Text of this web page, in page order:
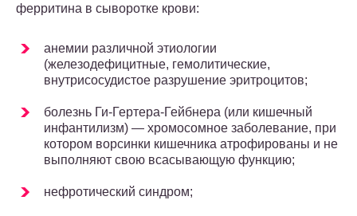
ферритина в сыворотке крови:
анемии различной этиологии
(железодефицитные, гемолитические,
внутрисосудистое разрушение эритроцитов;
болезнь Ги-Гертера-Гейбнера (или кишечный
инфантилизм) — хромосомное заболевание, при
котором ворсинки кишечника атрофированы и не
выполняют свою всасывающую функцию;
нефротический синдром;